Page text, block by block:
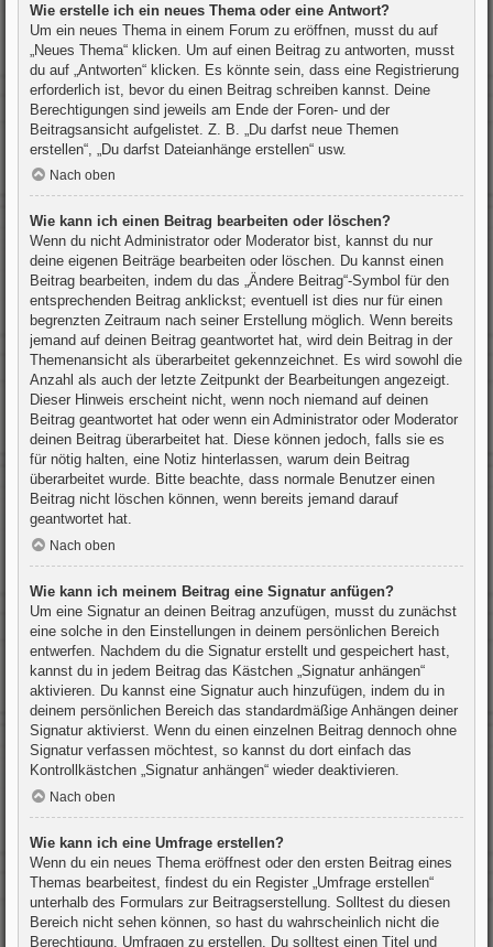
Wie erstelle ich ein neues Thema oder eine Antwort?
Um ein neues Thema in einem Forum zu eröffnen, musst du auf
„Neues Thema“ klicken. Um auf einen Beitrag zu antworten, musst
du auf „Antworten“ klicken. Es könnte sein, dass eine Registrierung
erforderlich ist, bevor du einen Beitrag schreiben kannst. Deine
Berechtigungen sind jeweils am Ende der Foren- und der
Beitragsansicht aufgelistet. Z. B. „Du darfst neue Themen
erstellen“, „Du darfst Dateianhänge erstellen“ usw.
Nach oben
Wie kann ich einen Beitrag bearbeiten oder löschen?
Wenn du nicht Administrator oder Moderator bist, kannst du nur
deine eigenen Beiträge bearbeiten oder löschen. Du kannst einen
Beitrag bearbeiten, indem du das „Ändere Beitrag“-Symbol für den
entsprechenden Beitrag anklickst; eventuell ist dies nur für einen
begrenzten Zeitraum nach seiner Erstellung möglich. Wenn bereits
jemand auf deinen Beitrag geantwortet hat, wird dein Beitrag in der
Themenansicht als überarbeitet gekennzeichnet. Es wird sowohl die
Anzahl als auch der letzte Zeitpunkt der Bearbeitungen angezeigt.
Dieser Hinweis erscheint nicht, wenn noch niemand auf deinen
Beitrag geantwortet hat oder wenn ein Administrator oder Moderator
deinen Beitrag überarbeitet hat. Diese können jedoch, falls sie es
für nötig halten, eine Notiz hinterlassen, warum dein Beitrag
überarbeitet wurde. Bitte beachte, dass normale Benutzer einen
Beitrag nicht löschen können, wenn bereits jemand darauf
geantwortet hat.
Nach oben
Wie kann ich meinem Beitrag eine Signatur anfügen?
Um eine Signatur an deinen Beitrag anzufügen, musst du zunächst
eine solche in den Einstellungen in deinem persönlichen Bereich
entwerfen. Nachdem du die Signatur erstellt und gespeichert hast,
kannst du in jedem Beitrag das Kästchen „Signatur anhängen“
aktivieren. Du kannst eine Signatur auch hinzufügen, indem du in
deinem persönlichen Bereich das standardmäßige Anhängen deiner
Signatur aktivierst. Wenn du einen einzelnen Beitrag dennoch ohne
Signatur verfassen möchtest, so kannst du dort einfach das
Kontrollkästchen „Signatur anhängen“ wieder deaktivieren.
Nach oben
Wie kann ich eine Umfrage erstellen?
Wenn du ein neues Thema eröffnest oder den ersten Beitrag eines
Themas bearbeitest, findest du ein Register „Umfrage erstellen“
unterhalb des Formulars zur Beitragserstellung. Solltest du diesen
Bereich nicht sehen können, so hast du wahrscheinlich nicht die
Berechtigung, Umfragen zu erstellen. Du solltest einen Titel und